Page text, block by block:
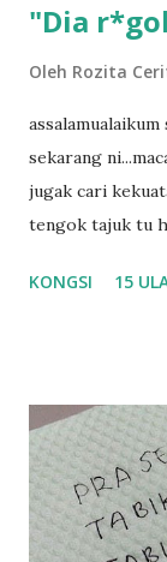
"Dia
Oleh Rozita
sekarang
jugak cari
tengok tajuk tu
tau? yang sebut
balik keja aku
sikit...dalam
kami memang
dalam... dan
KONGSI 15